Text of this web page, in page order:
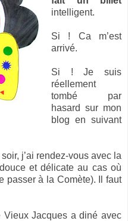
intelligent.
Si ! Ca m’est
arrivé.
Si ! Je suis
réellement
tombé par
hasard sur mon
blog en suivant
j’ai rendez-vous avec la
et délicate au cas où
passer à la Comète). Il faut
Vieux Jacques a diné avec